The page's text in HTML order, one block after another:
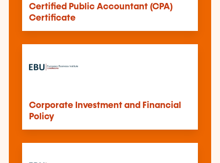
Certified Public Accountant (CPA)
Certificate
Corporate Investment and Financial
Policy